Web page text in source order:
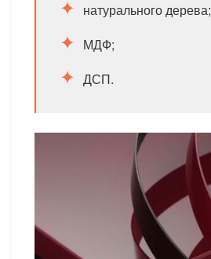
натурального дерева;
МДФ;
ДСП.